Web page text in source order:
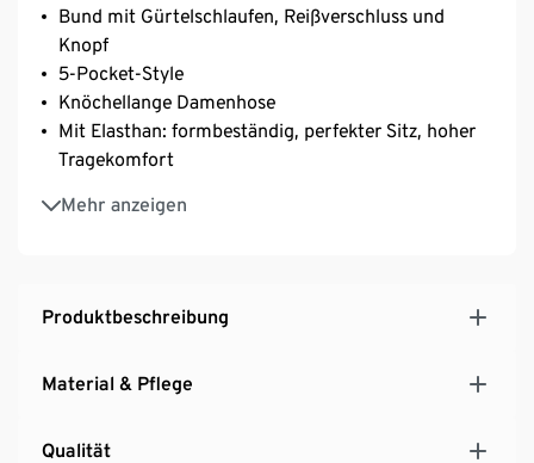
Bund mit Gürtelschlaufen, Reißverschluss und
Knopf
5-Pocket-Style
Knöchellange Damenhose
Mit Elasthan: formbeständig, perfekter Sitz, hoher
Tragekomfort
Mehr anzeigen
Unterstützt die Initiative Cotton made in Africa
Produktbeschreibung
Material & Pflege
Qualität